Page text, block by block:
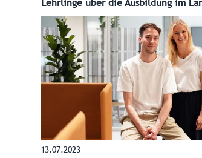
Lehrlinge über die Ausbildung im
13.07.2023